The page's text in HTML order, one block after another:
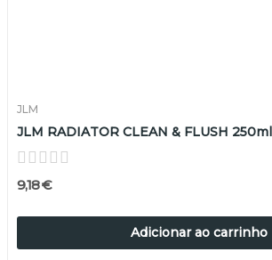
JLM
JLM RADIATOR CLEAN & FLUSH 250ml
9,18 €
Adicionar ao carrinho